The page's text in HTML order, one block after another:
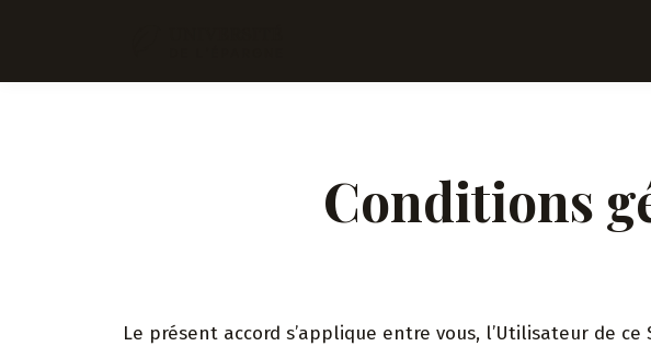
Conditions
Le présent accord s’applique entre vous, l’Utilisateur de ce